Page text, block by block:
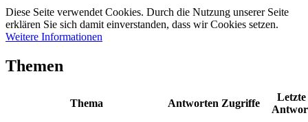
Diese Seite verwendet Cookies. Durch die Nutzung unserer Seite
erklären Sie sich damit einverstanden, dass wir Cookies setzen.
Weitere Informationen
Themen
Thema Antworten Zugriffe
Letzte